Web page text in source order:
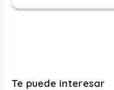
Te puede interesar